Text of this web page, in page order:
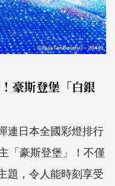
豪斯登堡「白銀
連日本全國彩燈排行
「豪斯登堡」！不僅
題，令人能時刻享受